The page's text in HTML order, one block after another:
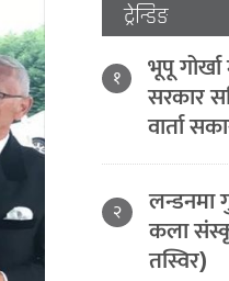
ट्रेन्डिङ
१ भूपू
सरकार
वार्ता
२ लन्डनमा
कला
तस्विर)